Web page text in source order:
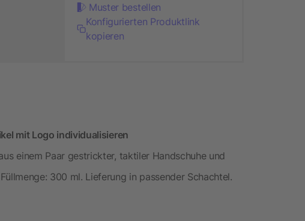
Muster bestellen
Konfigurierten Produktlink
kopieren
mit Logo individualisieren
einem Paar gestrickter, taktiler Handschuhe und
300 ml. Lieferung in passender Schachtel.